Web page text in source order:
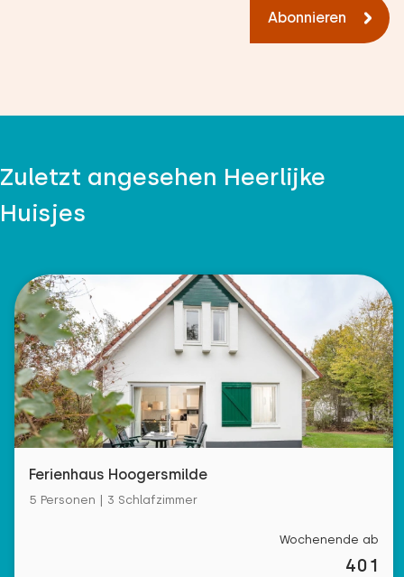
Abonnieren
Zuletzt angesehen Heerlijke
Huisjes
Ferienhaus Hoogersmilde
5 Personen | 3 Schlafzimmer
Wochenende ab
401